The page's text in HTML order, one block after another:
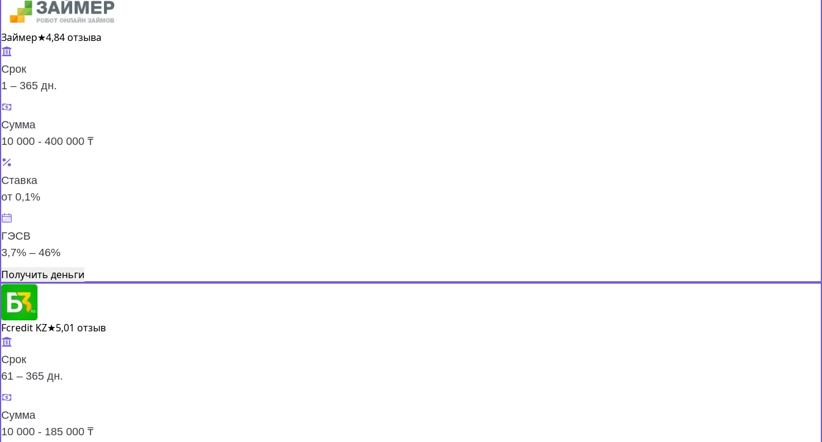
Займер★4,84 отзыва
Срок
1 – 365 дн.
Сумма
10 000 - 400 000 ₸
Ставка
от 0,1%
ГЭСВ
3,7% – 46%
Получить деньги
Fcredit KZ★5,01 отзыв
Срок
61 – 365 дн.
Сумма
10 000 - 185 000 ₸